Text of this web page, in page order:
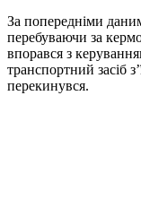
За попередніми
перебуваючи за
впорався з
транспортний засіб
перекинувся.